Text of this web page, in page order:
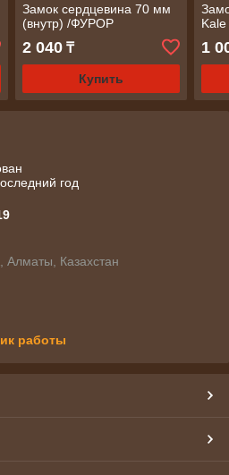
Замок сердцевина 70 мм
(внутр) /ФУРОР
2 040₸
Купить
Kale
1
год
Казахстан
работы